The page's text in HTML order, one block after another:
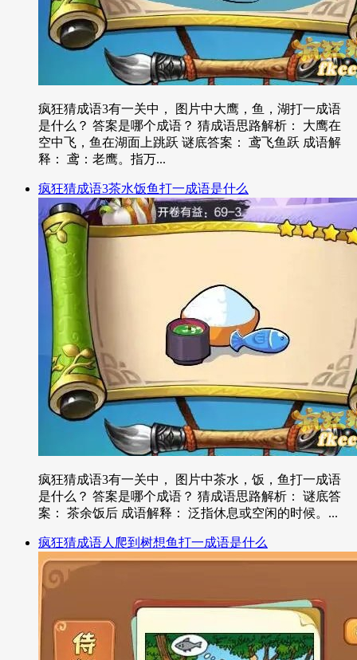
疯狂猜成语3有一关中， 图片中大鹰，鱼，湖打一成语
是什么？ 答案是哪个成语？ 猜成语思路解析： 大鹰在
空中飞，鱼在湖面上跳跃 谜底答案： 鸢飞鱼跃 成语解
释： 鸢：老鹰。指万...
疯狂猜成语3茶水饭鱼打一成语是什么
疯狂猜成语3有一关中， 图片中茶水，饭，鱼打一成语
是什么？ 答案是哪个成语？ 猜成语思路解析： 谜底答
案： 茶余饭后 成语解释： 泛指休息或空闲的时候。...
疯狂猜成语人爬到树想鱼打一成语是什么